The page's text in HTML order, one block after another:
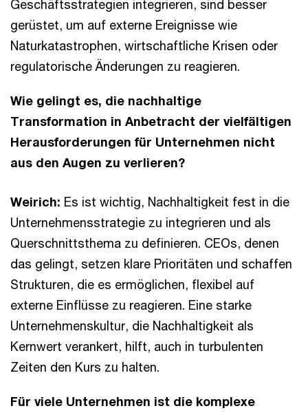
Geschäftsstrategien integrieren, sind besser
gerüstet, um auf externe Ereignisse wie
Naturkatastrophen, wirtschaftliche Krisen oder
regulatorische Änderungen zu reagieren.
Wie gelingt es, die nachhaltige
Transformation in Anbetracht der vielfältigen
Herausforderungen für Unternehmen nicht
aus den Augen zu verlieren?
Weirich: Es ist wichtig, Nachhaltigkeit fest in die
Unternehmensstrategie zu integrieren und als
Querschnittsthema zu definieren. CEOs, denen
das gelingt, setzen klare Prioritäten und schaffen
Strukturen, die es ermöglichen, flexibel auf
externe Einflüsse zu reagieren. Eine starke
Unternehmenskultur, die Nachhaltigkeit als
Kernwert verankert, hilft, auch in turbulenten
Zeiten den Kurs zu halten.
Für viele Unternehmen ist die komplexe